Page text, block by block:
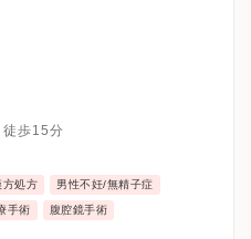
徒歩15分
方処方 男性不妊/無精子症
手術 腹腔鏡手術